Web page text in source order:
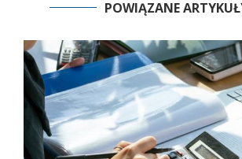
POWIĄZANE